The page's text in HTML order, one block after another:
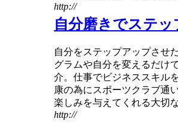
http://
自分磨きでステ
自分をステップアップさせ
グラムや自分を変えるだけ
介。仕事でビジネススキル
康の為にスポーツクラブ通
楽しみを与えてくれる大切
http://